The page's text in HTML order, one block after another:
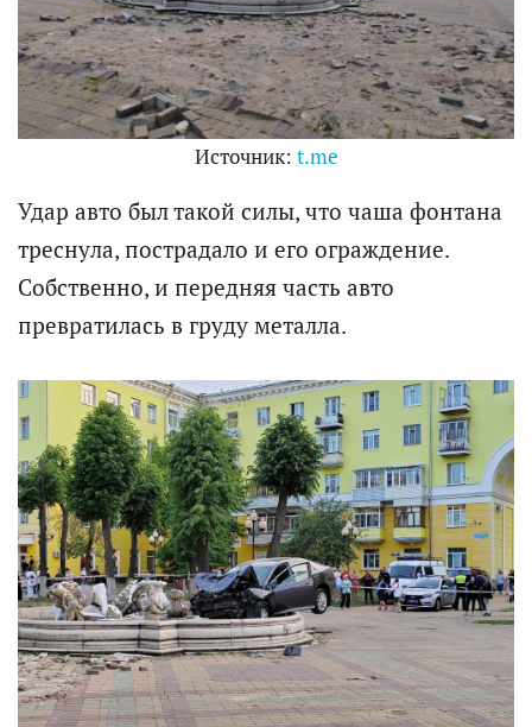
Источник: t.me
Удар авто был такой силы, что чаша фонтана
треснула, пострадало и его ограждение.
Собственно, и передняя часть авто
превратилась в груду металла.